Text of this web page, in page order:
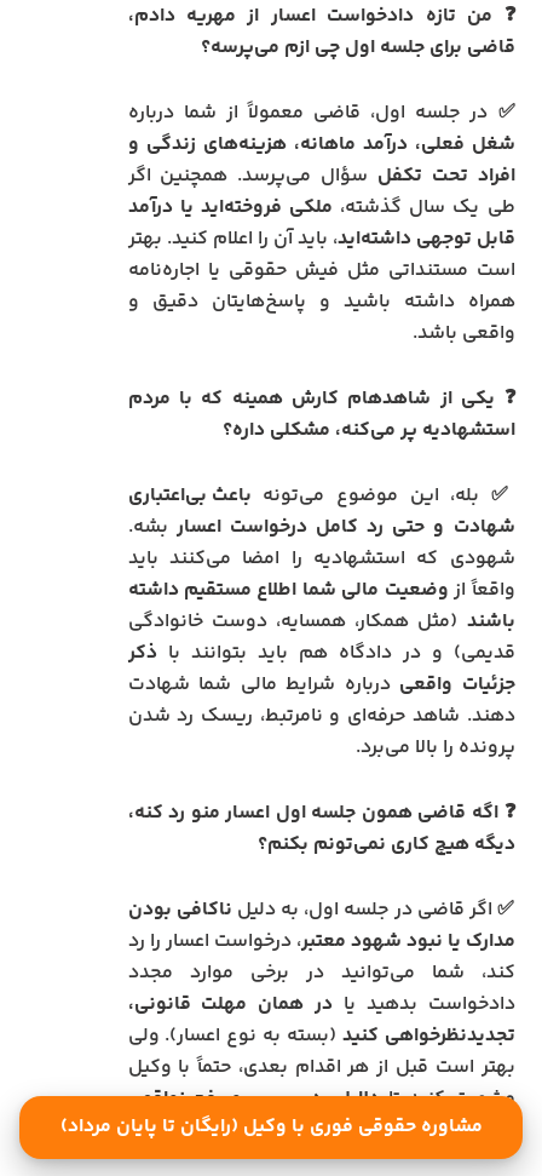
❓ من تازه دادخواست اعسار از مهریه دادم،
قاضی برای جلسه اول چی ازم می‌پرسه؟
✅ در جلسه اول، قاضی معمولاً از شما درباره
شغل فعلی، درآمد ماهانه، هزینه‌های زندگی و
افراد تحت تکفل سؤال می‌پرسد. همچنین اگر
طی یک سال گذشته، ملکی فروخته‌اید یا درآمد
قابل توجهی داشته‌اید، باید آن را اعلام کنید. بهتر
است مستنداتی مثل فیش حقوقی یا اجاره‌نامه
همراه داشته باشید و پاسخ‌هایتان دقیق و
واقعی باشد.
❓ یکی از شاهد‌هام کارش همینه که با مردم
استشهادیه پر می‌کنه، مشکلی داره؟
✅ بله، این موضوع می‌تونه باعث بی‌اعتباری
شهادت و حتی رد کامل درخواست اعسار بشه.
شهودی که استشهادیه را امضا می‌کنند باید
واقعاً از وضعیت مالی شما اطلاع مستقیم داشته
باشند (مثل همکار، همسایه، دوست خانوادگی
قدیمی) و در دادگاه هم باید بتوانند باذکر
جزئیات واقعی درباره شرایط مالی شما شهادت
دهند. شاهد حرفه‌ای و نامرتبط، ریسک رد شدن
پرونده را بالا می‌برد.
❓ اگه قاضی همون جلسه اول اعسار منو رد کنه،
دیگه هیچ کاری نمی‌تونم بکنم؟
✅ اگر قاضی در جلسه اول، به دلیل ناکافی بودن
مدارک یا نبود شهود معتبر، درخواست اعسار را رد
کند، شما می‌توانید در برخی موارد مجدد
دادخواست بدهید یا در همان مهلت قانونی،
تجدیدنظرخواهی کنید (بسته به نوع اعسار). ولی
بهتر است قبل از هر اقدام بعدی، حتماً با وکیل
مشورت کنید تادلایل رد بررسی و رفع نواقص
انجام شود.
مشاوره حقوقی فوری با وکیل (رایگان تا پایان مرداد)